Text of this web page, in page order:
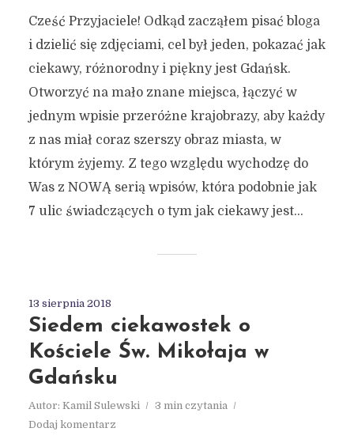
Cześć Przyjaciele! Odkąd zacząłem pisać bloga
i dzielić się zdjęciami, cel był jeden, pokazać jak
ciekawy, różnorodny i piękny jest Gdańsk.
Otworzyć na mało znane miejsca, łączyć w
jednym wpisie przeróżne krajobrazy, aby każdy
z nas miał coraz szerszy obraz miasta, w
którym żyjemy. Z tego względu wychodzę do
Was z NOWĄ serią wpisów, która podobnie jak
7 ulic świadczących o tym jak ciekawy jest...
13 sierpnia 2018
Siedem ciekawostek o
Kościele Św. Mikołaja w
Gdańsku
Autor: Kamil Sulewski
3 min czytania
Dodaj komentarz